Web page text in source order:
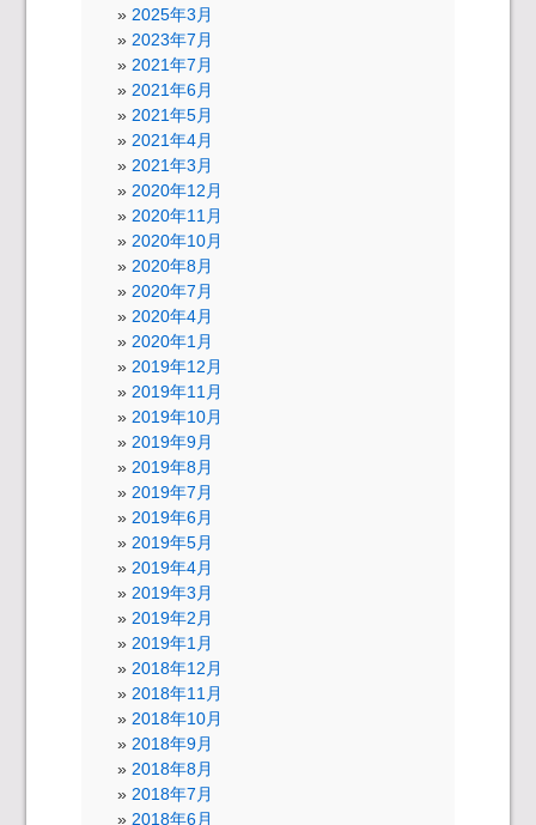
2025年3月
2023年7月
2021年7月
2021年6月
2021年5月
2021年4月
2021年3月
2020年12月
2020年11月
2020年10月
2020年8月
2020年7月
2020年4月
2020年1月
2019年12月
2019年11月
2019年10月
2019年9月
2019年8月
2019年7月
2019年6月
2019年5月
2019年4月
2019年3月
2019年2月
2019年1月
2018年12月
2018年11月
2018年10月
2018年9月
2018年8月
2018年7月
2018年6月